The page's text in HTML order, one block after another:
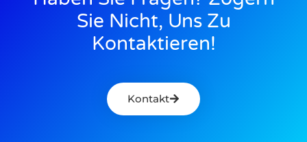
Sie Nicht, Uns Zu
Kontaktieren!
Kontakt